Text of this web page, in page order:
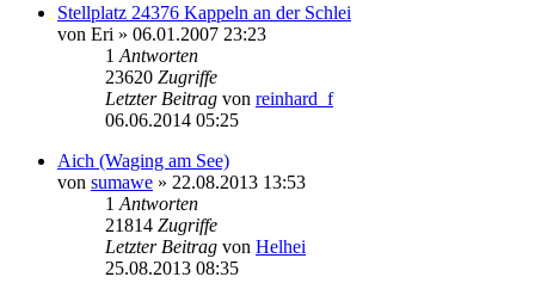
Stellplatz 24376 Kappeln an der Schlei
von Eri » 06.01.2007 23:23
1 Antworten
23620 Zugriffe
Letzter Beitrag von reinhard_f
06.06.2014 05:25
Aich (Waging am See)
von sumawe » 22.08.2013 13:53
1 Antworten
21814 Zugriffe
Letzter Beitrag von Helhei
25.08.2013 08:35